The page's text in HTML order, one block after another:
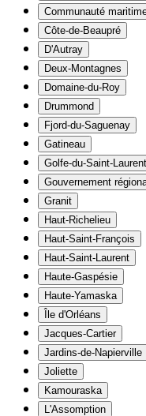
Communauté
Côte-de-Beaupré
D'Autray
Deux-Montagnes
Domaine-du-Roy
Drummond
Fjord-du-Saguenay
Gatineau
Golfe-du-Saint-Laurent
Gouvernement
Granit
Haut-Richelieu
Haut-Saint-François
Haut-Saint-Laurent
Haute-Gaspésie
Haute-Yamaska
Île d'Orléans
Jacques-Cartier
Jardins-de-Napierville
Joliette
Kamouraska
L'Assomption